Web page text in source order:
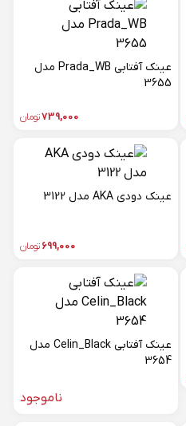
عینک آفتابی Prada_WB مدل
3655
739,000تومان
عینک دودی AKA مدل 3122
699,000تومان
عینک آفتابی Celin_Black مدل
3654
ناموجود